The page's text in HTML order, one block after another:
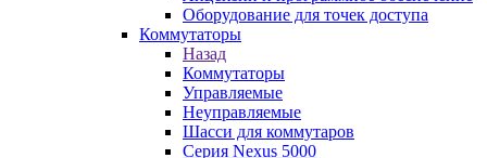
Оборудование для точек доступа
Коммутаторы
Назад
Коммутаторы
Управляемые
Неуправляемые
Шасси для коммутаров
Серия Nexus 5000